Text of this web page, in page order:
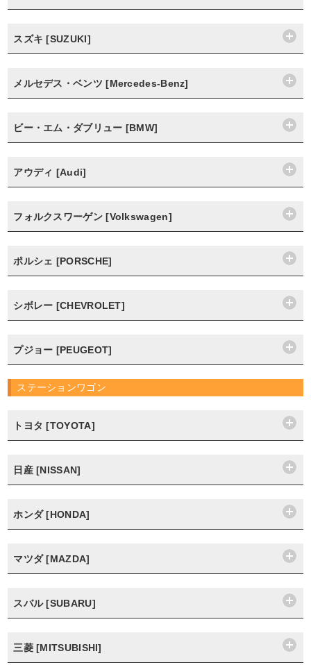
スズキ [SUZUKI]
メルセデス・ベンツ [Mercedes-Benz]
ビー・エム・ダブリュー [BMW]
アウディ [Audi]
フォルクスワーゲン [Volkswagen]
ポルシェ [PORSCHE]
シボレー [CHEVROLET]
プジョー [PEUGEOT]
ステーションワゴン
トヨタ [TOYOTA]
日産 [NISSAN]
ホンダ [HONDA]
マツダ [MAZDA]
スバル [SUBARU]
三菱 [MITSUBISHI]